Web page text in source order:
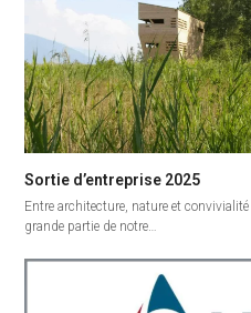
Sortie d’entreprise 2025
Entre architecture, nature et
grande partie de notre…